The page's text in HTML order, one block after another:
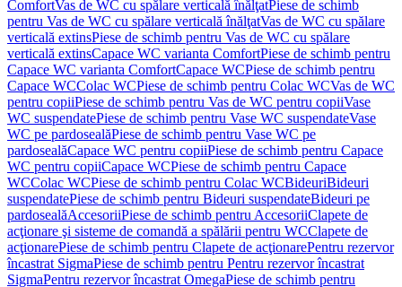
ComfortVas de WC cu spălare verticală înălţatPiese de schimb
pentru Vas de WC cu spălare verticală înălţatVas de WC cu spălare
verticală extinsPiese de schimb pentru Vas de WC cu spălare
verticală extinsCapace WC varianta ComfortPiese de schimb pentru
Capace WC varianta ComfortCapace WCPiese de schimb pentru
Capace WCColac WCPiese de schimb pentru Colac WCVas de WC
pentru copiiPiese de schimb pentru Vas de WC pentru copiiVase
WC suspendatePiese de schimb pentru Vase WC suspendateVase
WC pe pardosealăPiese de schimb pentru Vase WC pe
pardosealăCapace WC pentru copiiPiese de schimb pentru Capace
WC pentru copiiCapace WCPiese de schimb pentru Capace
WCColac WCPiese de schimb pentru Colac WCBideuriBideuri
suspendatePiese de schimb pentru Bideuri suspendateBideuri pe
pardosealăAccesoriiPiese de schimb pentru AccesoriiClapete de
acţionare şi sisteme de comandă a spălării pentru WCClapete de
acţionarePiese de schimb pentru Clapete de acţionarePentru rezervor
încastrat SigmaPiese de schimb pentru Pentru rezervor încastrat
SigmaPentru rezervor încastrat OmegaPiese de schimb pentru